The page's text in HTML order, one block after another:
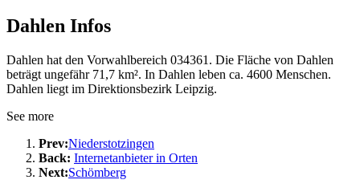
Dahlen Infos
Dahlen hat den Vorwahlbereich 034361. Die Fläche von Dahlen
beträgt ungefähr 71,7 km². In Dahlen leben ca. 4600 Menschen.
Dahlen liegt im Direktionsbezirk Leipzig.
See more
Prev:Niederstotzingen
Back: Internetanbieter in Orten
Next:Schömberg